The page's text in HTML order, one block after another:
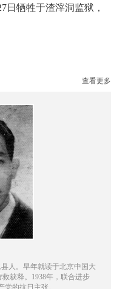
查看更多
人。早年就读于北京中国大
获释。1938年，联合进步
的抗日主张。
日牺牲于渣滓洞监狱，